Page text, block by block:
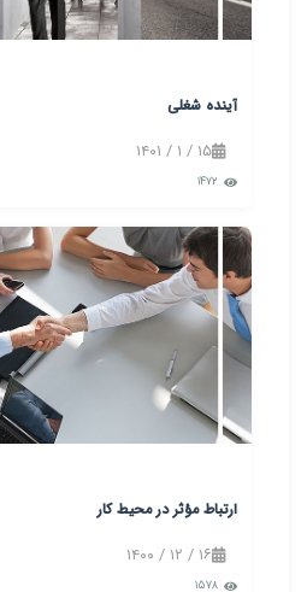
آینده شغلی
۱۵ / ۱ / ۱۴۰۱
۱۴۷۲
ارتباط مؤثر در محیط کار
۱۶ / ۱۲ / ۱۴۰۰
۱۵۷۸